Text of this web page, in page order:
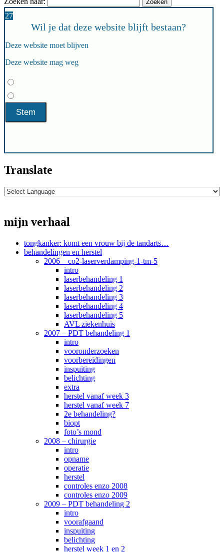
27
Wil je dat deze website blijft bestaan?
Deze website moet blijven
Deze website mag weg
Translate
mijn verhaal
tongkanker: komt een vrouw bij de tandarts…
behandelingen en herstel
2006 – co2-laserverdamping-1-tm-5
intro
laserbehandeling 1
laserbehandeling 2
laserbehandeling 3
laserbehandeling 4
laserbehandeling 5
AVL ziekenhuis
2007 – PDT behandeling 1
intro
vooronderzoeken
voorbereidingen
inspuiting
belichting
extra
herstel vanaf week 3
herstel vanaf week 7
2e behandeling?
biopt
foto’s mond
2008 – chirurgie
intro
opname
operatie
herstel
controles enzo 2008
controles enzo 2009
2009 – PDT behandeling 2
intro
voorafgaand
inspuiting
belichting
herstel week 1 en 2